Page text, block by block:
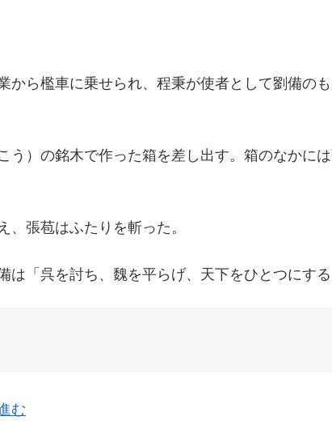
ら檻車に乗せられ、程秉が使者として劉備のも
う）の銘木で作った箱を差し出す。箱のなかに
張苞はふたりを斬った。
「呉を討ち、魏を平らげ、天下をひとつにする
む